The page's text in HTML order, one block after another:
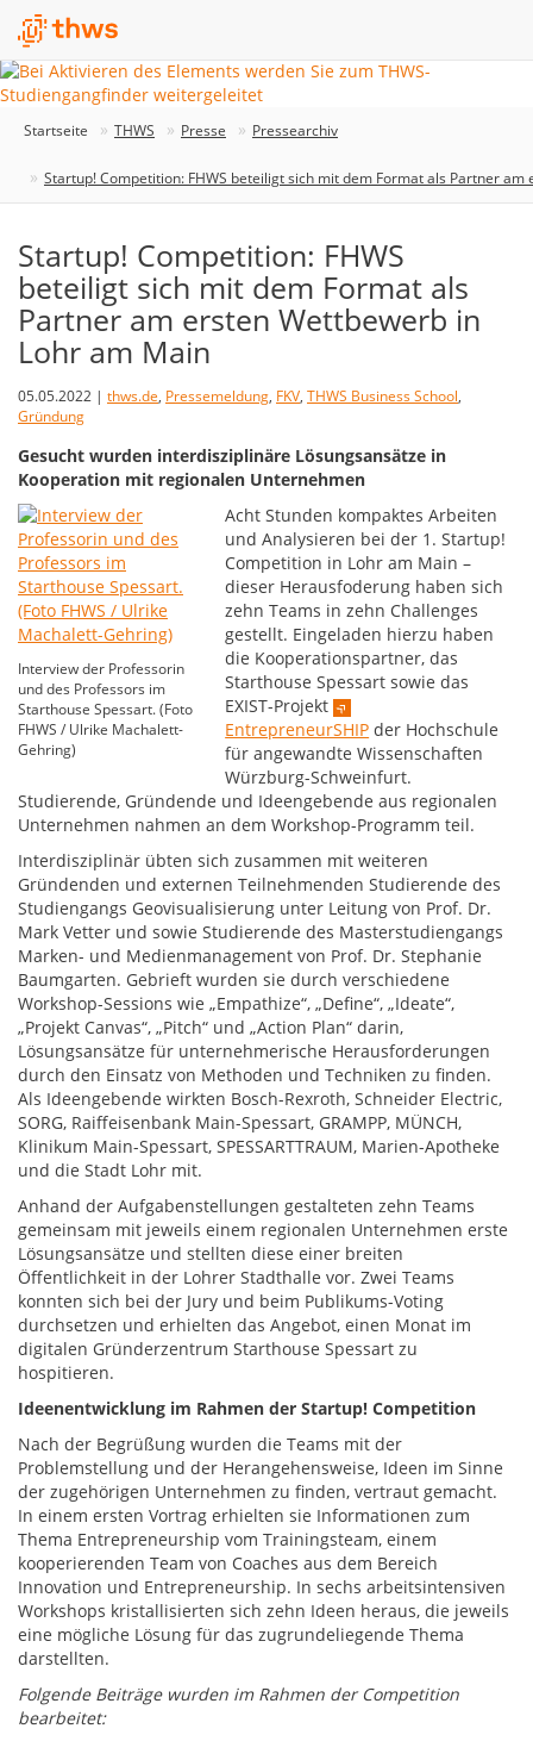
Startseite THWS Presse Pressearchiv
Startup! Competition: FHWS beteiligt sich mit dem Format als Partner
Startup! Competition: FHWS
beteiligt sich mit dem Format als
Partner am ersten Wettbewerb in
Lohr am Main
05.05.2022 | thws.de, Pressemeldung, FKV, THWS Business School,
Gründung
Gesucht wurden interdisziplinäre Lösungsansätze in
Kooperation mit regionalen Unternehmen
Interview der Professorin
und des Professors im
Starthouse Spessart. (Foto
FHWS / Ulrike Machalett-
Gehring)
Acht Stunden kompaktes Arbeiten
und Analysieren bei der 1. Startup!
Competition in Lohr am Main –
dieser Herausfoderung haben sich
zehn Teams in zehn Challenges
gestellt. Eingeladen hierzu haben
die Kooperationspartner, das
Starthouse Spessart sowie das
EXIST-Projekt
EntrepreneurSHIP der Hochschule
für angewandte Wissenschaften
Würzburg-Schweinfurt.
Studierende, Gründende und Ideengebende aus regionalen
Unternehmen nahmen an dem Workshop-Programm teil.
Interdisziplinär übten sich zusammen mit weiteren
Gründenden und externen Teilnehmenden Studierende des
Studiengangs Geovisualisierung unter Leitung von Prof. Dr.
Mark Vetter und sowie Studierende des Masterstudiengangs
Marken- und Medienmanagement von Prof. Dr. Stephanie
Baumgarten. Gebrieft wurden sie durch verschiedene
Workshop-Sessions wie „Empathize“, „Define“, „Ideate“,
„Projekt Canvas“, „Pitch“ und „Action Plan“ darin,
Lösungsansätze für unternehmerische Herausforderungen
durch den Einsatz von Methoden und Techniken zu finden.
Als Ideengebende wirkten Bosch-Rexroth, Schneider Electric,
SORG, Raiffeisenbank Main-Spessart, GRAMPP, MÜNCH,
Klinikum Main-Spessart, SPESSARTTRAUM, Marien-Apotheke
und die Stadt Lohr mit.
Anhand der Aufgabenstellungen gestalteten zehn Teams
gemeinsam mit jeweils einem regionalen Unternehmen erste
Lösungsansätze und stellten diese einer breiten
Öffentlichkeit in der Lohrer Stadthalle vor. Zwei Teams
konnten sich bei der Jury und beim Publikums-Voting
durchsetzen und erhielten das Angebot, einen Monat im
digitalen Gründerzentrum Starthouse Spessart zu
hospitieren.
Ideenentwicklung im Rahmen der Startup! Competition
Nach der Begrüßung wurden die Teams mit der
Problemstellung und der Herangehensweise, Ideen im Sinne
der zugehörigen Unternehmen zu finden, vertraut gemacht.
In einem ersten Vortrag erhielten sie Informationen zum
Thema Entrepreneurship vom Trainingsteam, einem
kooperierenden Team von Coaches aus dem Bereich
Innovation und Entrepreneurship. In sechs arbeitsintensiven
Workshops kristallisierten sich zehn Ideen heraus, die jeweils
eine mögliche Lösung für das zugrundeliegende Thema
darstellten.
Folgende Beiträge wurden im Rahmen der Competition
bearbeitet: